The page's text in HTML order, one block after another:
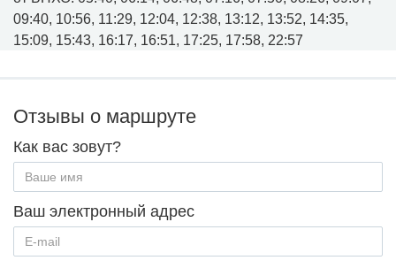
09:40, 10:56, 11:29, 12:04, 12:38, 13:12, 13:52, 14:35,
15:09, 15:43, 16:17, 16:51, 17:25, 17:58, 22:57
Отзывы о маршруте
Как вас зовут?
Ваш электронный адрес